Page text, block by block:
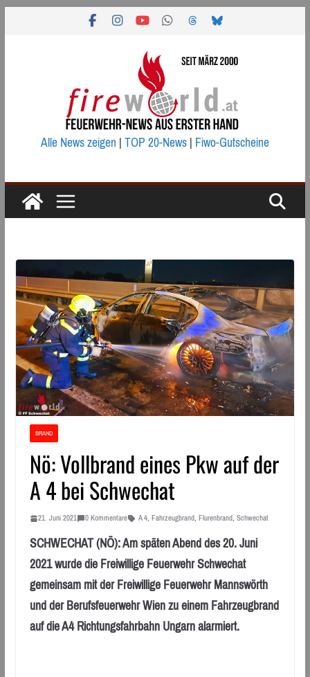
Alle News zeigen|TOP 20-News|Fiwo-Gutscheine
BRAND
Nö: Vollbrand eines Pkw auf der
A 4 bei Schwechat
21. Juni 2021 0 Kommentare A 4, Fahrzeugbrand, Flurenbrand, Schwechat
SCHWECHAT (NÖ): Am späten Abend des 20. Juni
2021 wurde die Freiwillige Feuerwehr Schwechat
gemeinsam mit der Freiwillige Feuerwehr Mannswörth
und der Berufsfeuerwehr Wien zu einem Fahrzeugbrand
auf die A4 Richtungsfahrbahn Ungarn alarmiert.